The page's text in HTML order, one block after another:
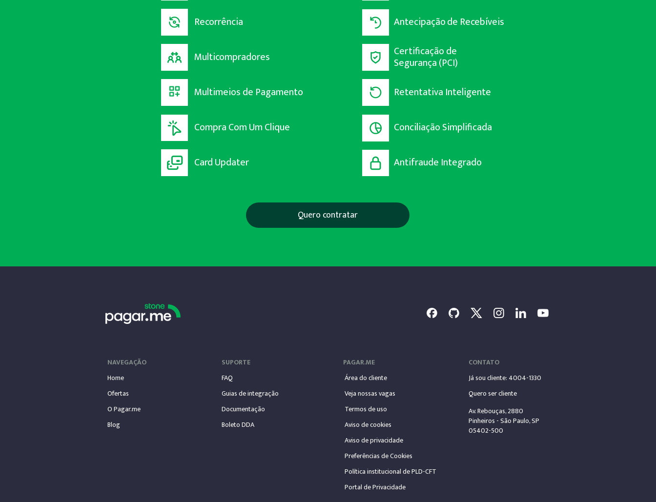
Retentativa Inteligente
Recorrência
Multicompradores Certificação de
Segurança (PCI)
Conciliação Simplificada
Compra Com Um Clique
Multimeios de Pagamento
Card Updater
Antecipação de Recebíveis
Antifraude Integrado
Quero contratar
NAVEGAÇÃO
Home
Ofertas
O Pagar.me
Blog
SUPORTE
FAQ
Guias de integração
Documentação
Boleto DDA
PAGAR.ME
Área do cliente
Veja nossas vagas
Termos de uso
Aviso de cookies
Aviso de privacidade
Preferências de Cookies
Política institucional de PLD-CFT
Portal de Privacidade
CONTATO
Já sou cliente: 4004-1330
Quero ser cliente
Av. Rebouças, 2880
Pinheiros - São Paulo, SP
05402-500